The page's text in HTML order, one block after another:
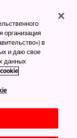
организация
в
и даю свое
данных